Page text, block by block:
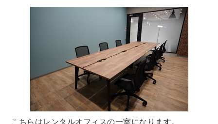
こちらはレンタルオフィスの一室になります。